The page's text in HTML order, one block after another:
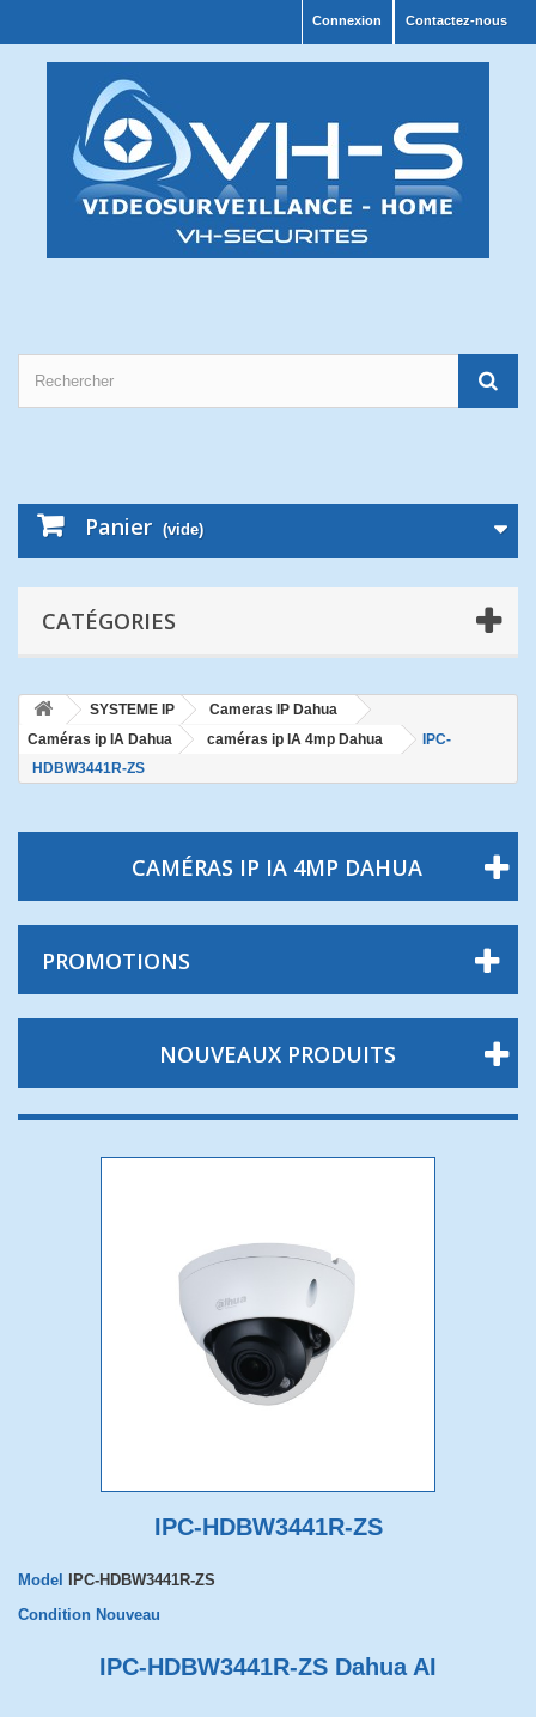
Contactez-nous
Connexion
Panier (vide)
CATÉGORIES
SYSTEME IP
Cameras IP Dahua
Caméras ip IA Dahua
caméras ip IA 4mp Dahua
IPC-
HDBW3441R-ZS
CAMÉRAS IP IA 4MP DAHUA
PROMOTIONS
NOUVEAUX PRODUITS
IPC-HDBW3441R-ZS
Model
IPC-HDBW3441R-ZS
Condition Nouveau
IPC-HDBW3441R-ZS Dahua AI